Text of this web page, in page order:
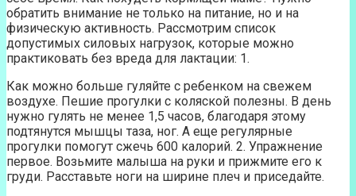
обратить внимание не только на питание, но и на
физическую активность. Рассмотрим список
допустимых силовых нагрузок, которые можно
практиковать без вреда для лактации: 1.
Как можно больше гуляйте с ребенком на свежем
воздухе. Пешие прогулки с коляской полезны. В день
нужно гулять не менее 1,5 часов, благодаря этому
подтянутся мышцы таза, ног. А еще регулярные
прогулки помогут сжечь 600 калорий. 2. Упражнение
первое. Возьмите малыша на руки и прижмите его к
груди. Расставьте ноги на ширине плеч и приседайте.